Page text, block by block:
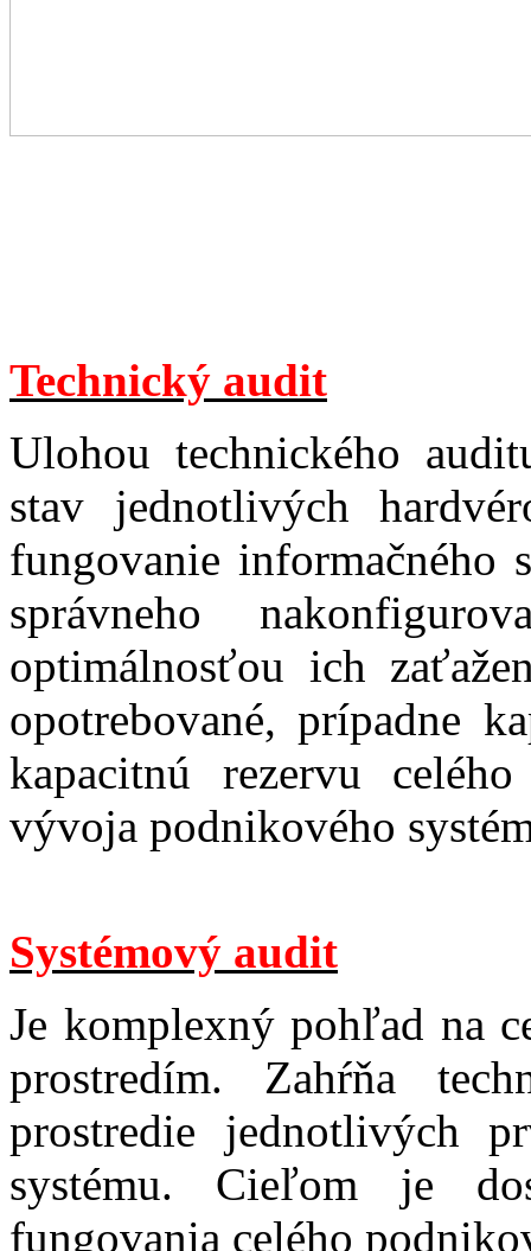
Technický audit
Ulohou technického
stav jednotlivých
fungovanie informačného
správneho
optimálnosťou ich
opotrebované, prípadne
kapacitnú rezervu
vývoja podnikového
Systémový audit
Je komplexný pohľad na
prostredím. Zahŕňa
prostredie jednotlivých
systému. Cieľom je
fungovania celého